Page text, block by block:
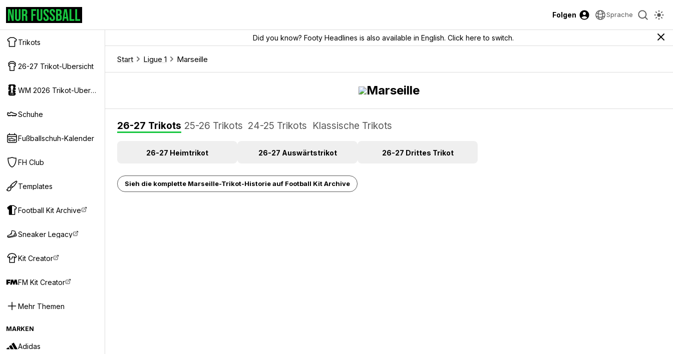
Folgen Sprache
Trikots
26-27 Trikot-Ubersicht
WM 2026 Trikot-Ubersicht
Schuhe
Fußballschuh-Kalender
FH Club
Templates
Football Kit Archive
Sneaker Legacy
Kit Creator
FM Kit Creator
Mehr Themen
MARKEN
Adidas
Did you know? Footy Headlines is also available in English. Click here to switch.
Start Ligue 1 Marseille
Marseille
26-27 Trikots 25-26 Trikots 24-25 Trikots Klassische Trikots
26-27 Heimtrikot 26-27 Auswärtstrikot 26-27 Drittes Trikot
Sieh die komplette Marseille-Trikot-Historie auf Football Kit Archive